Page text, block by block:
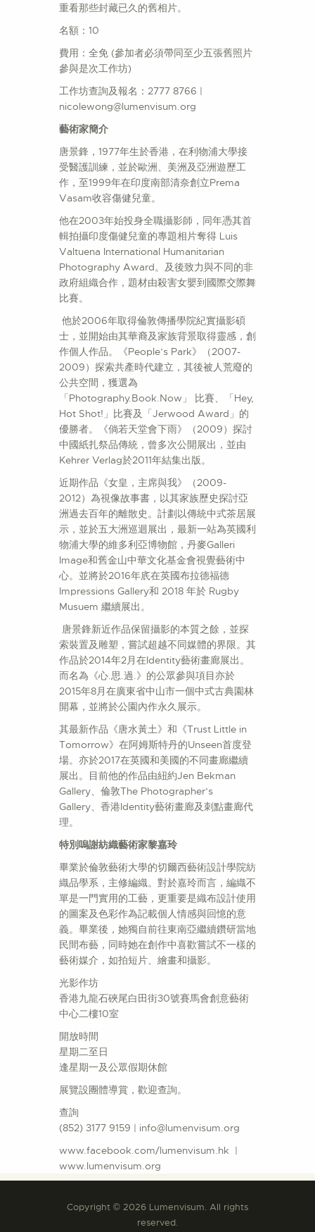
重看那些封藏已久的舊相片。
名額：10
費用：全免 (參加者必須帶同至少五張舊照片
參與是次工作坊)
工作坊查詢及報名：2777 8766 |
nicolewong@lumenvisum.org
藝術家簡介
唐景鋒，1977年生於香港，在利物浦大學接
受醫護訓練，並於歐洲、美洲及亞洲遊歷工
作，至1999年在印度南部清奈創立Prema
Vasam收容傷健兒童。
他在2003年始投身全職攝影師，同年憑其首
輯拍攝印度傷健兒童的專題相片奪得 Luis
Valtuena International Humanitarian
Photography Award。及後致力與不同的非
政府組織合作，題材由殺害女嬰到國際交際舞
比賽。
他於2006年取得倫敦傳播學院紀實攝影碩
士，並開始由其華裔及家族背景取得靈感，創
作個人作品。《People’s Park》（2007-
2009）探索共產時代建立，其後被人荒廢的
公共空間，獲選為
「Photography.Book.Now」 比賽、「Hey,
Hot Shot!」比賽及「Jerwood Award」的
優勝者。《倘若天堂會下雨》（2009）探討
中國紙扎祭品傳統，曾多次公開展出，並由
Kehrer Verlag於2011年結集出版。
近期作品《女皇，主席與我》（2009-
2012）為視像故事書，以其家族歷史探討亞
洲過去百年的離散史。計劃以傳統中式茶居展
示，並於五大洲巡迴展出，最新一站為英國利
物浦大學的維多利亞博物館，丹麥Galleri
Image和舊金山中華文化基金會視覺藝術中
心。並將於2016年㡳在英國布拉德福德
Impressions Gallery和 2018 年於 Rugby
Musuem 繼續展出。
唐景鋒新近作品保留攝影的本質之餘，並探
索裝置及雕塑，嘗試超越不同媒體的界限。其
作品於2014年2月在Identity藝術畫廊展出。
而名為《心.思.過.》的公眾參與項目亦於
2015年8月在廣東省中山市一個中式古典園林
開幕，並將於公園內作永久展示。
其最新作品《唐水黃土》和《Trust Little in
Tomorrow》在阿姆斯特丹的Unseen首度登
場。亦於2017在英國和美國的不同畫廊繼續
展出。目前他的作品由紐約Jen Bekman
Gallery、倫敦The Photographer’s
Gallery、香港Identity藝術畫廊及刺點畫廊代
理。
特別嗚謝紡織藝術家黎嘉玲
畢業於倫敦藝術大學的切爾西藝術設計學院紡
織品學系，主修編織。對於嘉玲而言，編織不
單是一門實用的工藝，更重要是織布設計使用
的圖案及色彩作為記載個人情感與回憶的意
義。畢業後，她獨自前往東南亞繼續鑽研當地
民間布藝，同時她在創作中喜歡嘗試不一樣的
藝術媒介，如拍短片、繪畫和攝影。
光影作坊
香港九龍石硤尾白田街30號賽馬會創意藝術
中心二樓10室
開放時間
星期二至日
逢星期一及公眾假期休館
展覽設團體導賞，歡迎查詢。
查詢
(852) 3177 9159 | info@lumenvisum.org
www.facebook.com/lumenvisum.hk |
www.lumenvisum.org
Copyright © 2026 Lumenvisum. All rights
reserved.